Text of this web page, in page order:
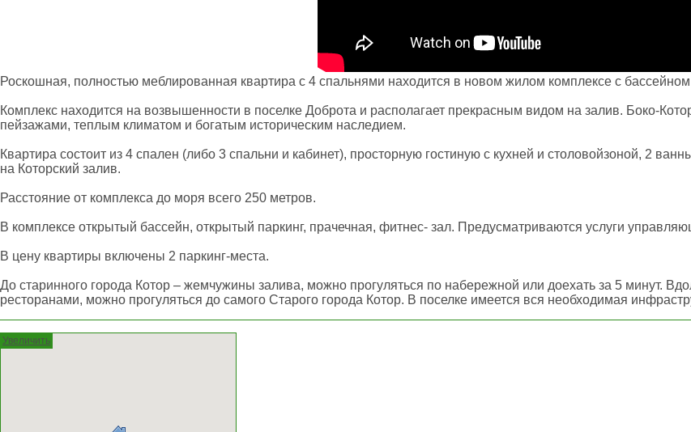
Роскошная, полностью меблированная квартира с 4 спальнями находится в новом жилом комплексе с
Комплекс находится на возвышенности в поселке Доброта и располагает прекрасным видом на залив. Боко-
пейзажами, теплым климатом и богатым историческим наследием.
Квартира состоит из 4 спален (либо 3 спальни и кабинет), просторную гостиную с кухней и столовойзоной, 2
на Которский залив.
Расстояние от комплекса до моря всего 250 метров.
В комплексе открытый бассейн, открытый паркинг, прачечная, фитнес- зал. Предусматриваются услуги
В цену квартиры включены 2 паркинг-места.
До старинного города Котор – жемчужины залива, можно прогуляться по набережной или доехать за 5 минут.
ресторанами, можно прогуляться до самого Старого города Котор. В поселке имеется вся необходимая
Увеличить